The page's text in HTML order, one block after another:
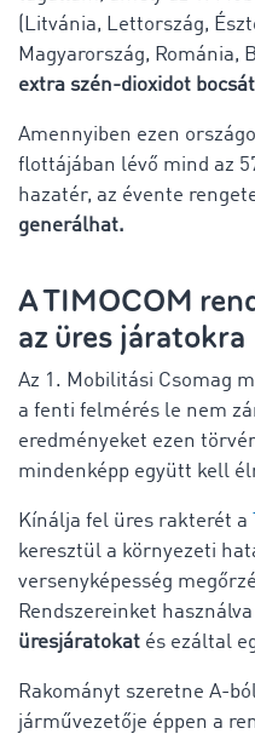
(Litvánia, Lettország,
Magyarország, Románia,
extra szén-dioxidot
Amennyiben ezen
flottájában lévő mind az
hazatér, az évente
generálhat.
A TIMOCOM
az üres járatokra
Az 1. Mobilitási Csomag
a fenti felmérés le nem
eredményeket ezen
mindenképp együtt kell
Kínálja fel üres rakterét a
keresztül a környezeti
versenyképesség
Rendszereinket használva
üresjáratokat és ezáltal
Rakományt szeretne A-
járművezetője éppen a